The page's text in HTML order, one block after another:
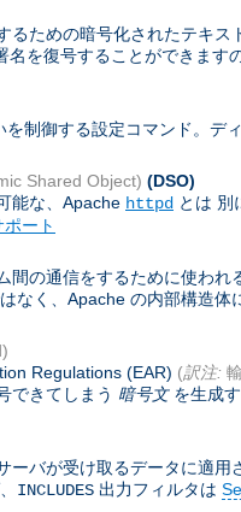
るための暗号化されたテキス
名を復号することができます
制御する設定コマンド。デ
Shared Object) (DSO)
能な、Apache httpd とは 別
ート
間の通信をするために使わ
なく、Apache の内部構造体
Regulations (EAR) (訳注:
できてしまう 暗号文を生成す
ーバが受け取るデータに適
INCLUDES 出力フィルタは